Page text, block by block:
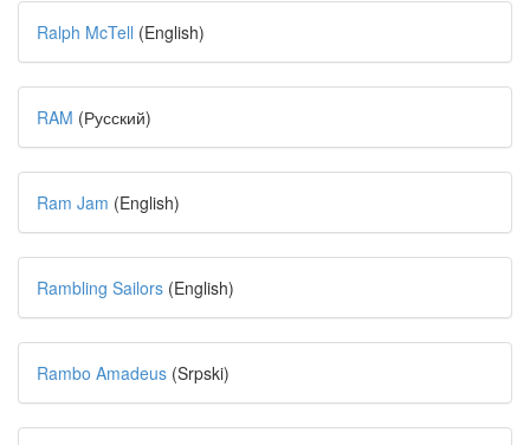
Ralph McTell (English)
RAM (Русский)
Ram Jam (English)
Rambling Sailors (English)
Rambo Amadeus (Srpski)